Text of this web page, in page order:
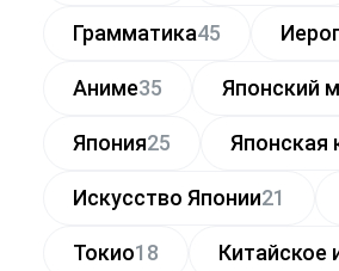
Грамматика45
Аниме35 Японский
Япония25 Японская
Искусство Японии21
Токио18 Китайское